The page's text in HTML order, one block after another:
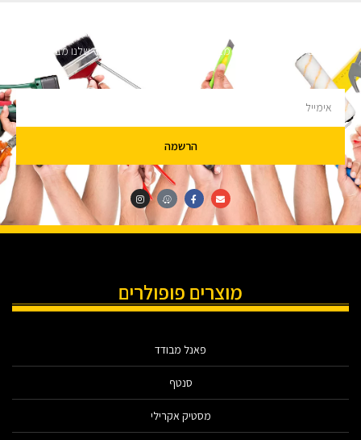
השארו מעודכנים
מעוניינים לקבל עדכונים על מבצעים והנחות הירשמו לניוזלטר שלנו מבטיחים לא
הרשמה
מוצרים פופולרים
פאנל מבודד
סנטף
מסטיק אקרילי